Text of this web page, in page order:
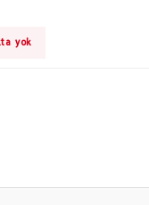
yok